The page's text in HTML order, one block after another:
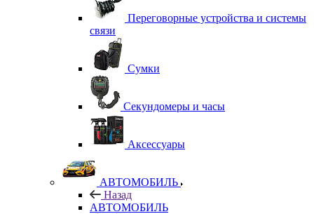
Переговорные устройства и системы
связи
Сумки
Секундомеры и часы
Аксессуары
АВТОМОБИЛЬ
Назад
АВТОМОБИЛЬ